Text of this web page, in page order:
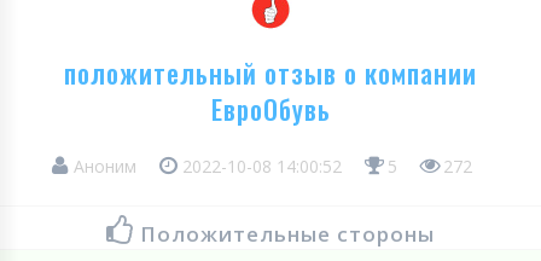
положительный отзыв о компании
ЕвроОбувь
Аноним 2022-10-08 14:00:52 5 272
Положительные стороны